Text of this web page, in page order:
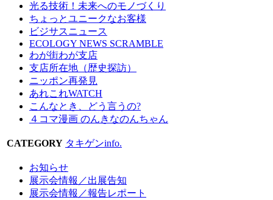
光る技術！未来へのモノづくり
ちょっとユニークなお客様
ビジサスニュース
ECOLOGY NEWS SCRAMBLE
わが街わが支店
支店所在地（歴史探訪）
ニッポン再発見
あれこれWATCH
こんなとき、どう言うの?
４コマ漫画 のんきなのんちゃん
CATEGORY タキゲンinfo.
お知らせ
展示会情報／出展告知
展示会情報／報告レポート